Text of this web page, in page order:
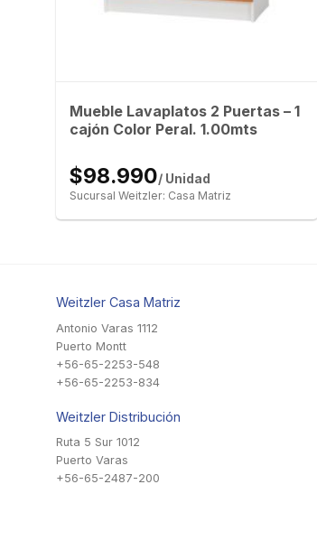
Mueble Lavaplatos 2 Puertas – 1
cajón Color Peral. 1.00mts
$98.990/ Unidad
Sucursal Weitzler: Casa Matriz
Weitzler Casa Matriz
Antonio Varas 1112
Puerto Montt
+56-65-2253-548
+56-65-2253-834
Weitzler Distribución
Ruta 5 Sur 1012
Puerto Varas
+56-65-2487-200